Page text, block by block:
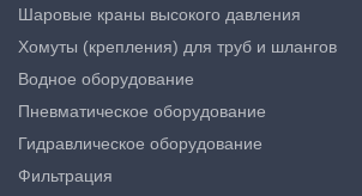
Шаровые краны высокого давления
Хомуты (крепления) для труб и шлангов
Водное оборудование
Пневматическое оборудование
Гидравлическое оборудование
Фильтрация